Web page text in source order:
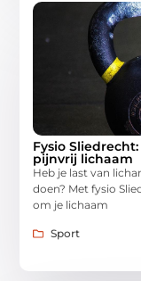
Fysio
pijnvrij lichaam
Heb je last van
doen? Met fysio
om je lichaam
Sport